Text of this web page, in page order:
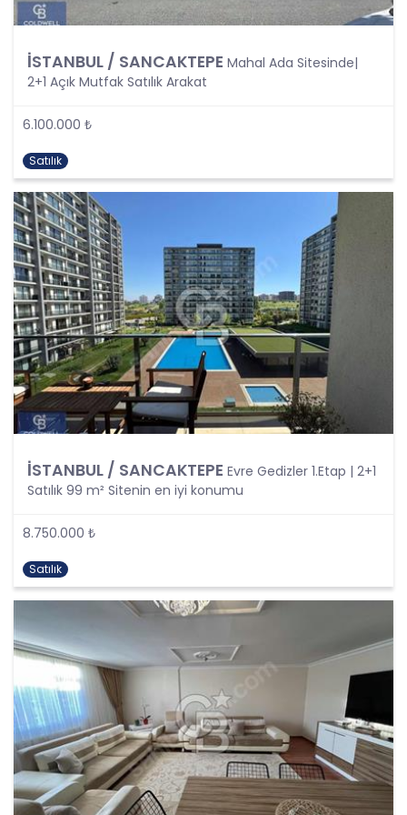
Şartlarından Bir veya Birkaçına Dayalı Olarak
Kanunun 4. Maddedeki Temel İlkelerin Tümüne
Kişisel veriler kural olarak, KVK Kanunu’nun 5.
birkaçına uygun olarak işlenecek CB Gayrimenkul
Franchising Pazarlama ve Danışmanlık Hizmetleri
A.Ş. tarafından, Şirket iş birimlerinin yürütmekte
olduğu kişisel veri işleme faaliyetlerinin bu
şartlardan bir veya bir kaçına dayalı olarak
yürütülüp yürütülmediği tespit edilecek, bu
şartlardan bir veya bir kaçını sağlamayan kişisel
veri işleme faaliyetleri süreçlerde yer
almayacaktır. Kişisel veri işleme faaliyetlerinin
kişisel veri işleme şartlarından bir veya birkaçına
dayalı olarak yürütülmesinin sağlanmasının yanı
sıra tüm kişisel veri işleme faaliyetlerinde KVK
Kanunu’nun 4üncü maddesinde belirtilen ve
Politikanın III. bölümlerinde belirtilen tüm ilkelere
uygun hareket edilmesi ve söz konusu ilkeleri
içinde barındırması sağlanacaktır. Özel nitelikteki
kişisel verilerin işlenmesi, üçüncü kişilere ve
öngörülen özel hükümler de dikkate alınarak
kişisel veri işleme faaliyetleri yerine getirilecek;
yukarıda belirtilen hususların yanında bu
yerine getirilerek kişisel veri işleme faaliyetleri
KİŞİSEL VERİLERİN İŞLENME
ŞARTLARI
1. Kişisel Verilerin Tespiti ve İşlenmesi
KVKK uyarınca, kişisel veri “Kimliği belirli veya
belirlenebilir gerçek kişiye ilişkin her türlü bilgi”
olarak tanımlanmıştır. Kişisel veri kavramı sadece
ad, soyad, doğum yeri, doğum tarihi gibi kişilerin
tanınmasını ve teşhisini sağlayan bilgilerden
ibaret olmayıp ayrıca kişilerin fiziksel, sosyal,
kültürel, ekonomik, psikolojik tüm bilgilerini de
İSTANBUL / SANCAKTEPE Mahal Ada Sitesinde|
2+1 Açık Mutfak Satılık Arakat
6.100.000 ₺
Satılık
İSTANBUL / SANCAKTEPE Evre Gedizler 1.Etap | 2+1
Satılık 99 m² Sitenin en iyi konumu
8.750.000 ₺
Satılık